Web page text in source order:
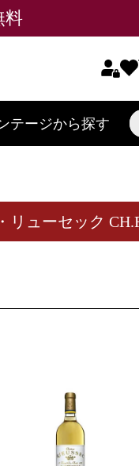
テージから探す
リューセック
在庫
予約商品
新着順